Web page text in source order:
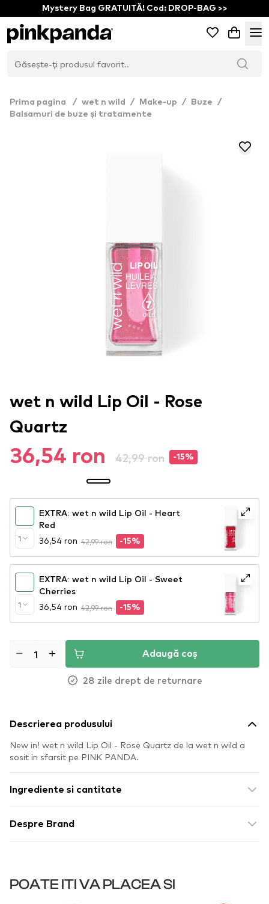
Mystery Bag GRATUITĂ! Cod: DROP-BAG >>
Prima pagina / wet n wild / Make-up / Buze
/
Balsamuri de buze și tratamente
wet n wild Lip Oil - Rose
Quartz
36,54 ron 42,99 ron -15%
1
EXTRA: wet n wild Lip Oil - Heart
Red
36,54 ron 42,99 ron -15%
1
EXTRA: wet n wild Lip Oil - Sweet
Cherries
36,54 ron 42,99 ron -15%
Adaugă coș
28 zile drept de returnare
Descrierea produsului
New in! wet n wild Lip Oil - Rose Quartz de la wet n wild a
sosit in sfarsit pe PINK PANDA.
Ingrediente si cantitate
Despre Brand
POATE ITI VA PLACEA SI